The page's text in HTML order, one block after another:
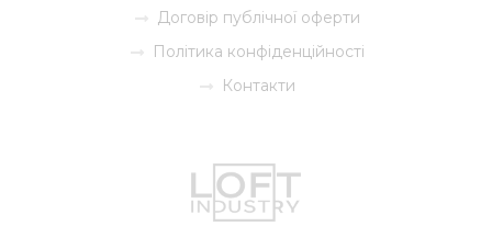
Договір публічної оферти
Політика конфіденційності
Контакти